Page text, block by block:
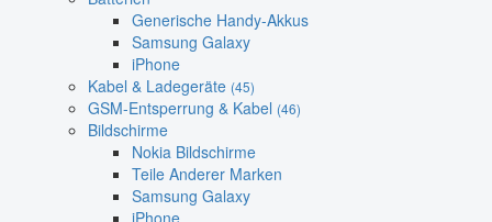
Generische Handy-Akkus
Samsung Galaxy
iPhone
Kabel & Ladegeräte (45)
GSM-Entsperrung & Kabel (46)
Bildschirme
Nokia Bildschirme
Teile Anderer Marken
Samsung Galaxy
iPhone